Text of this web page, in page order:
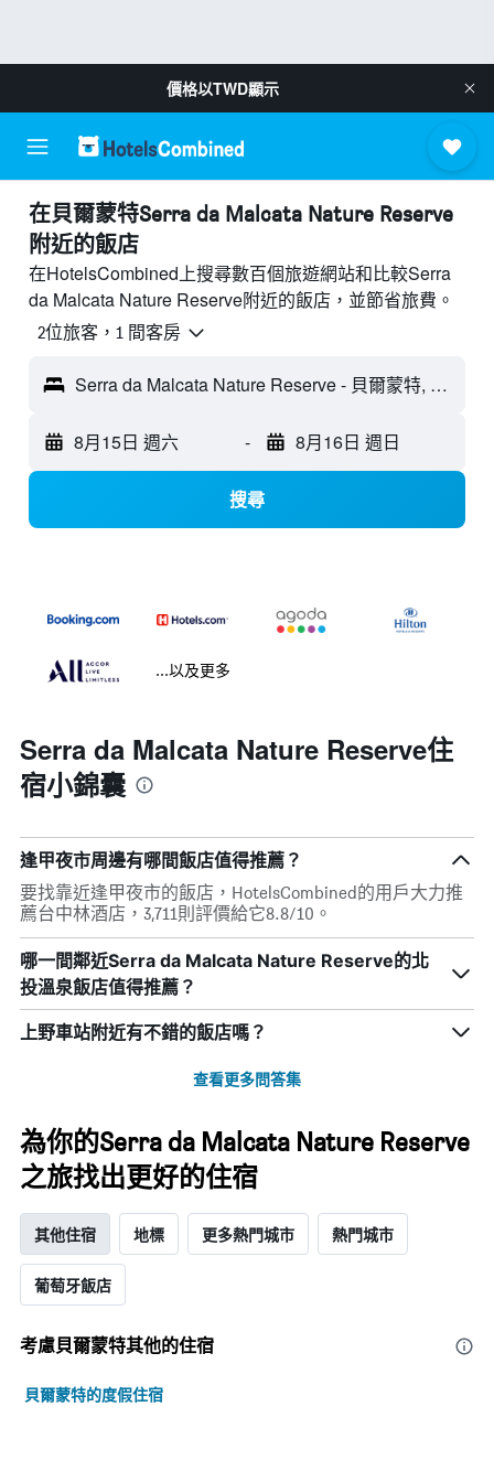
價格以TWD顯示
​在貝爾蒙特Serra da Malcata Nature Reserve
附近​的飯店
在HotelsCombined上搜尋數百個旅遊網站和比較Serra
da Malcata Nature Reserve附近的飯店，並節省旅費。
2位旅客，1 間客房
Serra da Malcata Nature Reserve - 貝爾蒙特, 葡萄牙
8月15日 週六 - 8月16日 週日
搜尋
...以及更多
Serra da Malcata Nature Reserve住
宿小錦囊
逢甲夜市周邊有哪間飯店值得推薦？
要找靠近逢甲夜市的飯店，HotelsCombined的用戶大力推
薦台中林酒店，3,711則評價給它8.8/10。
哪一間鄰近Serra da Malcata Nature Reserve的北
投溫泉飯店值得推薦？
上野車站附近有不錯的飯店嗎？
查看更多問答集
為你的Serra da Malcata Nature Reserve
之旅找出更好的住宿
其他住宿 地標 更多熱門城市 熱門城市
葡萄牙飯店
考慮貝爾蒙特​其他的住宿
貝爾蒙特的度假住宿